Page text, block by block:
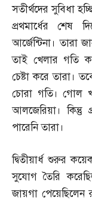
সতীর্থদের সুবিধা
প্রথমার্ধের শেষ
আর্জেন্টিনা। তারা
তাই খেলার গতি
চেষ্টা করে তারা।
চোরা গতি। গোল
আলজেরিয়া। কিন্তু
পারেনি তারা।
দ্বিতীয়ার্ধ শুরুর
সুযোগ তৈরি
জায়গা পেয়েছিলেন